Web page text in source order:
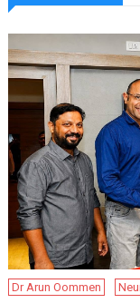
Dr Arun Oommen